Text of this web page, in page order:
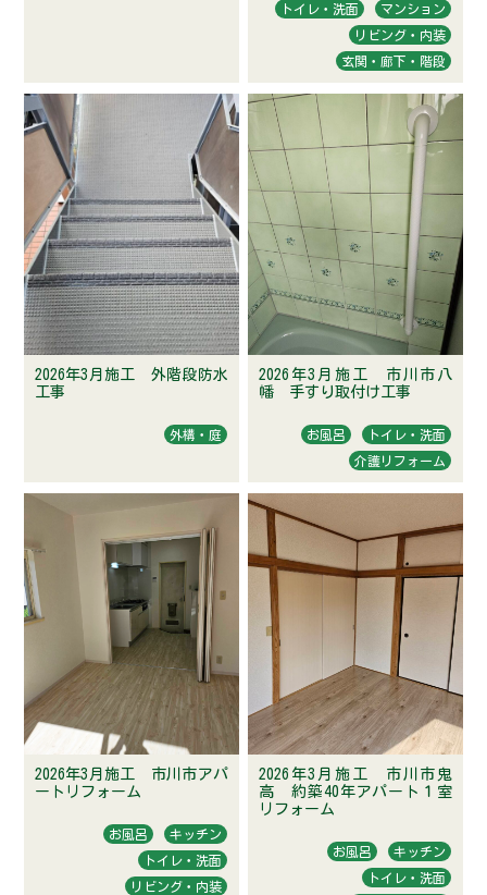
トイレ・洗面
マンション
リビング・内装
玄関・廊下・階段
2026年3月施工 外階段防水
工事
外構・庭
2026年3月施工 市川市八
幡 手すり取付け工事
お風呂
トイレ・洗面
介護リフォーム
2026年3月施工 市川市アパ
ートリフォーム
お風呂
キッチン
トイレ・洗面
リビング・内装
2026年3月施工 市川市鬼
高 約築40年アパート１室
リフォーム
お風呂
キッチン
トイレ・洗面